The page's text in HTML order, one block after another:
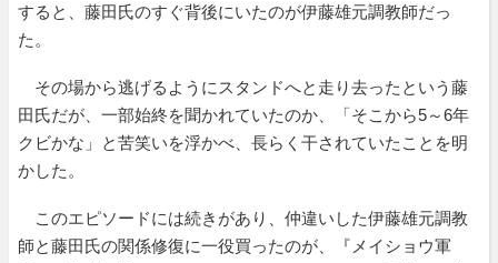
すると、藤田氏のすぐ背後にいたのが伊藤雄元調教師だっ
た。
その場から逃げるようにスタンドへと走り去ったという藤
田氏だが、一部始終を聞かれていたのか、「そこから5～6年
クビかな」と苦笑いを浮かべ、長らく干されていたことを明
かした。
このエピソードには続きがあり、仲違いした伊藤雄元調教
師と藤田氏の関係修復に一役買ったのが、『メイショウ軍